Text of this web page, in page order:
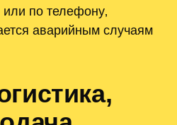
по телефону‚
аварийным случаям